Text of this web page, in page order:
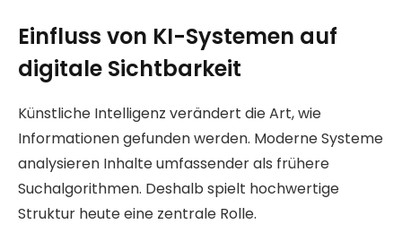
Einfluss von KI-Systemen auf
digitale Sichtbarkeit
Künstliche Intelligenz verändert die Art, wie
Informationen gefunden werden. Moderne Systeme
analysieren Inhalte umfassender als frühere
Suchalgorithmen. Deshalb spielt hochwertige
Struktur heute eine zentrale Rolle.